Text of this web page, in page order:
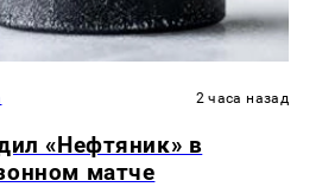
2 часа назад
«Нефтяник» в
матче